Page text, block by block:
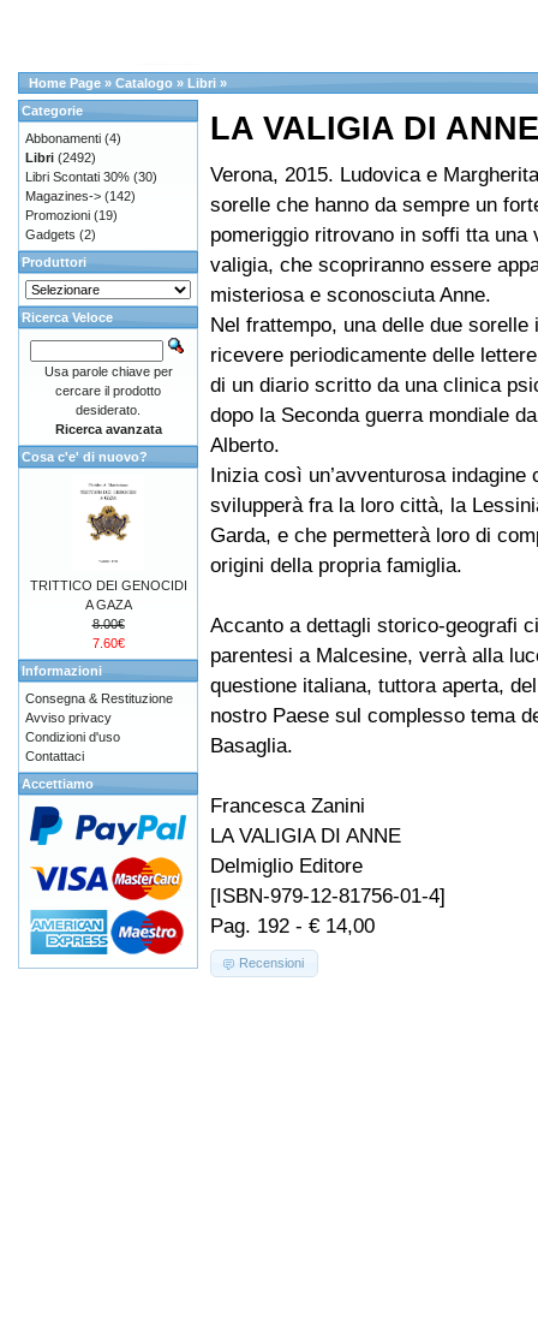
Home Page » Catalogo » Libri »
LA VALIGIA DI ANNE
Verona, 2015. Ludovica e
sorelle che hanno da sempre un
pomeriggio ritrovano in soffi tta una
valigia, che scopriranno essere
misteriosa e sconosciuta Anne.
Nel frattempo, una delle due sorelle
ricevere periodicamente delle
di un diario scritto da una clinica
dopo la Seconda guerra mondiale
Alberto.
Inizia così un’avventurosa indagine
svilupperà fra la loro città, la
Garda, e che permetterà loro di
origini della propria famiglia.
Accanto a dettagli storico-geografi
parentesi a Malcesine, verrà alla
questione italiana, tuttora aperta,
nostro Paese sul complesso tema
Basaglia.
Francesca Zanini
LA VALIGIA DI ANNE
Delmiglio Editore
[ISBN-979-12-81756-01-4]
Pag. 192 - € 14,00
Recensioni
Categorie
Abbonamenti (4)
Libri (2492)
Libri Scontati 30% (30)
Magazines-> (142)
Promozioni (19)
Gadgets (2)
Produttori
Ricerca Veloce
Usa parole chiave per
cercare il prodotto
desiderato.
Ricerca avanzata
Cosa c'e' di nuovo?
TRITTICO DEI GENOCIDI
A GAZA
8.00€
7.60€
Informazioni
Consegna & Restituzione
Avviso privacy
Condizioni d'uso
Contattaci
Accettiamo